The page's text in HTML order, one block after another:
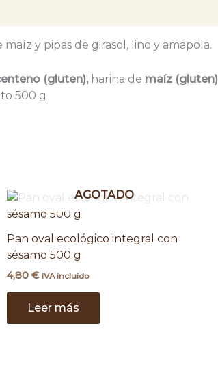
y pipas de girasol, lino y amapola.
(gluten), harina de maíz (gluten)
500 g
AGOTADO
Pan oval ecológico integral con
sésamo 500 g
4,80 € IVA incluido
Leer más